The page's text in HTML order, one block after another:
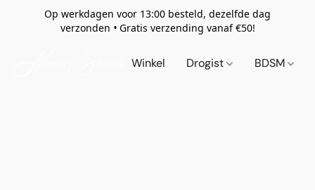
Op werkdagen voor 13:00 besteld, dezelfde dag
verzonden • Gratis verzending vanaf €50!
Winkel Drogist BDSM